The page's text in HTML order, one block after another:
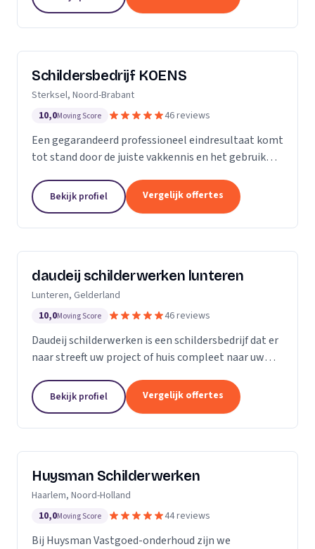
blijft...
Schildersbedrijf KOENS
Sterksel, Noord-Brabant
10,0Moving Score 46 reviews
Een gegarandeerd professioneel eindresultaat komt
tot stand door de juiste vakkennis en het gebruik
Bekijk profiel Vergelijk offertes
daudeij schilderwerken lunteren
Lunteren, Gelderland
10,0Moving Score 46 reviews
Daudeij schilderwerken is een schildersbedrijf dat er
naar streeft uw project of huis compleet naar uw
werken en beschikken over goede materialen die
ons...
Bekijk profiel Vergelijk offertes
Huysman Schilderwerken
Haarlem, Noord-Holland
10,0Moving Score 44 reviews
Bij Huysman Vastgoed-onderhoud zijn we